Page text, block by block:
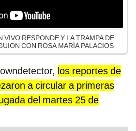
VIVO RESPONDE Y LA TRAMPA DE
CON ROSA MARÍA PALACIOS
los reportes de
a circular a primeras
del martes 25 de